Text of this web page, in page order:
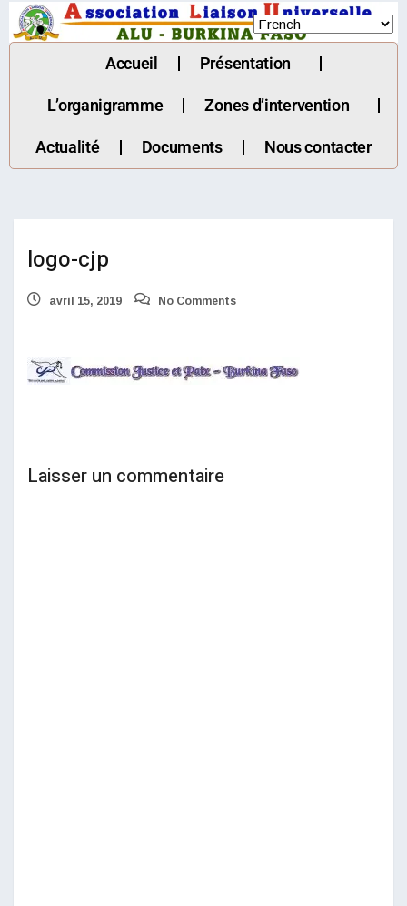
Accueil Présentation
L’organigramme Zones d’intervention
Actualité Documents Nous contacter
logo-cjp
avril 15, 2019 No Comments
Laisser un commentaire